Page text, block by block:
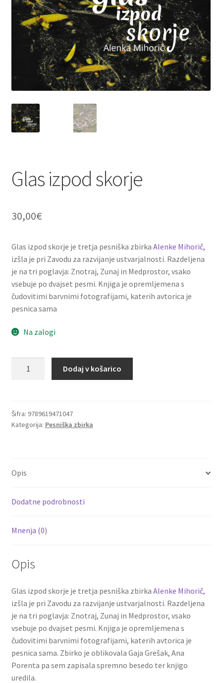
Glas izpod skorje
30,00€
Glas izpod skorje je tretja pesniška zbirka Alenke Mihorič,
izšla je pri Zavodu za razvijanje ustvarjalnosti. Razdeljena
je na tri poglavja: Znotraj, Zunaj in Medprostor, vsako
vsebuje po dvajset pesmi. Knjiga je opremljemena s
čudovitimi barvnimi fotografijami, katerih avtorica je
pesnica sama
Na zalogi
Dodaj v košarico
Šifra: 9789619471047
Kategorija: Pesniška zbirka
Opis
Dodatne podrobnosti
Mnenja (0)
Opis
Glas izpod skorje je tretja pesniška zbirka Alenke Mihorič,
izšla je pri Zavodu za razvijanje ustvarjalnosti. Razdeljena
je na tri poglavja: Znotraj, Zunaj in Medprostor, vsako
vsebuje po dvajset pesmi. Knjiga je opremljemena s
čudovitimi barvnimi fotografijami, katerih avtorica je
pesnica sama. Zbirko je oblikovala Gaja Grešak, Ana
Porenta pa sem zapisala spremno besedo ter knjigo
uredila.